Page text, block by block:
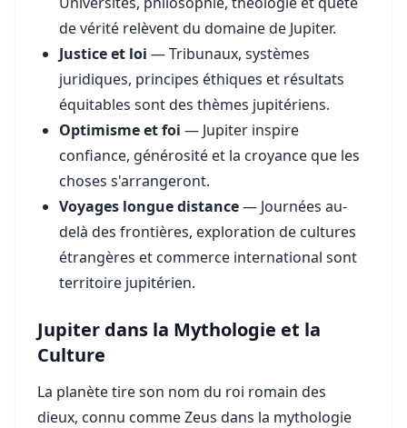
de vérité relèvent du domaine de Jupiter.
Justice et loi — Tribunaux, systèmes
juridiques, principes éthiques et résultats
équitables sont des thèmes jupitériens.
Optimisme et foi — Jupiter inspire
confiance, générosité et la croyance que les
choses s'arrangeront.
Voyages longue distance— Journées au-
delà des frontières, exploration de cultures
étrangères et commerce international sont
territoire jupitérien.
Jupiter dans la Mythologie et la
Culture
La planète tire son nom du roi romain des
dieux, connu comme Zeus dans la mythologie